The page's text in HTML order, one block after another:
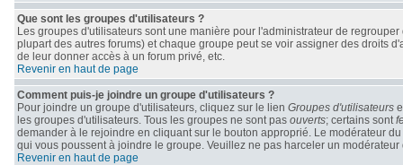
Que sont les groupes d'utilisateurs ?
Les groupes d'utilisateurs sont une manière pour l'administrateur de
plupart des autres forums) et chaque groupe peut se voir assigner des droits
de leur donner accès à un forum privé, etc.
Revenir en haut de page
Comment puis-je joindre un groupe d'utilisateurs ?
Pour joindre un groupe d'utilisateurs, cliquez sur le lien Groupes d'utilisateurs
les groupes d'utilisateurs. Tous les groupes ne sont pas ouverts; certains sont
demander à le rejoindre en cliquant sur le bouton approprié. Le modérateur
qui vous poussent à joindre le groupe. Veuillez ne pas harceler un
Revenir en haut de page